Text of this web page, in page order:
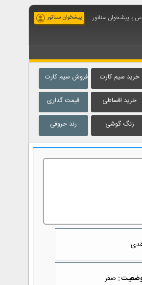
پیشخوان سناتور با پیشخوان سناتور
فروش سیم کارت
قیمت گذاری
رند حروفی
خرید سیم کارت
خرید اقساطی
زنگ گوشی
: صفر